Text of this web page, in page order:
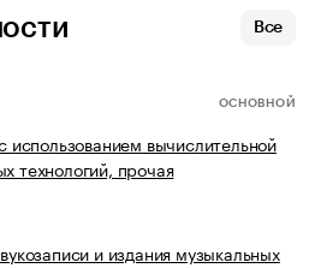
Все
ОСНОВНОЙ
использованием вычислительной
технологий, прочая
и издания музыкальных